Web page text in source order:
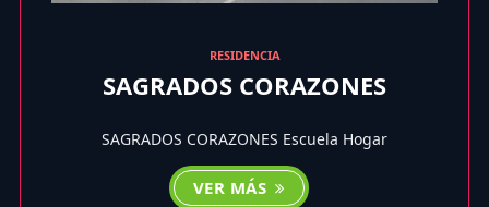
RESIDENCIA
SAGRADOS CORAZONES
SAGRADOS CORAZONES Escuela Hogar
VER MÁS